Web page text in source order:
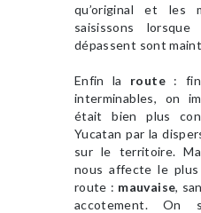
qu’original et les
saisissons
dépassent sont
Enfin la route: fini
interminables, on
était bien plus
Yucatan par la
sur le territoire.
nous affecte le
route : mauvaise,
accotement. On